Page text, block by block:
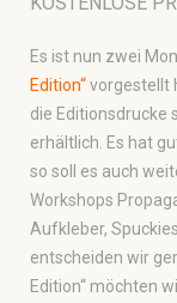
Es ist nun zwei
Edition“vorgestellt
die Editionsdrucke
erhältlich. Es hat
so soll es auch
Workshops
Aufkleber,
entscheiden wir
Edition“ möchten